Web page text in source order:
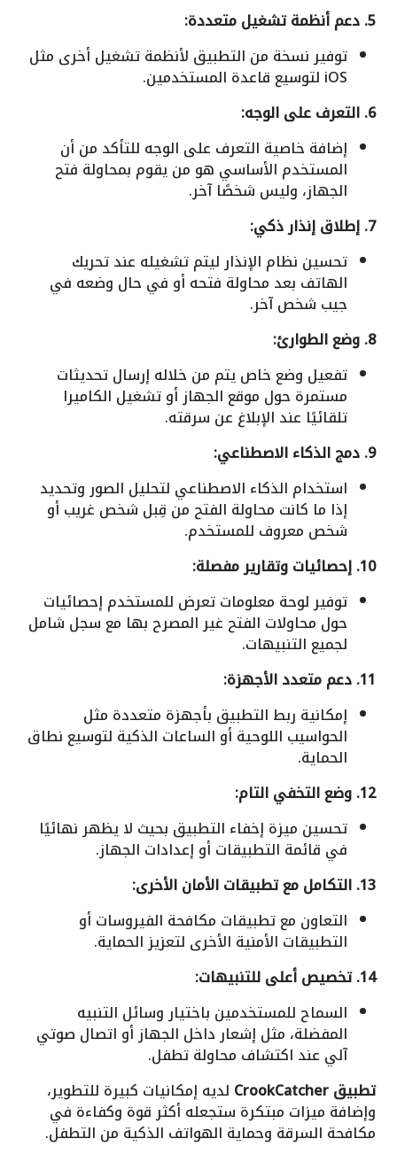
5. دعم أنظمة تشغيل متعددة:
توفير نسخة من التطبيق لأنظمة تشغيل أخرى مثل
iOS لتوسيع قاعدة المستخدمين.
6. التعرف على الوجه:
إضافة خاصية التعرف على الوجه للتأكد من أن
المستخدم الأساسي هو من يقوم بمحاولة فتح
الجهاز، وليس شخصًا آخر.
7. إطلاق إنذار ذكي:
تحسين نظام الإنذار ليتم تشغيله عند تحريك
الهاتف بعد محاولة فتحه أو في حال وضعه في
جيب شخص آخر.
8. وضع الطوارئ:
تفعيل وضع خاص يتم من خلاله إرسال تحديثات
مستمرة حول موقع الجهاز أو تشغيل الكاميرا
تلقائيًا عند الإبلاغ عن سرقته.
9. دمج الذكاء الاصطناعي:
استخدام الذكاء الاصطناعي لتحليل الصور وتحديد
إذا ما كانت محاولة الفتح من قِبل شخص غريب أو
شخص معروف للمستخدم.
10. إحصائيات وتقارير مفصلة:
توفير لوحة معلومات تعرض للمستخدم إحصائيات
حول محاولات الفتح غير المصرح بها مع سجل شامل
لجميع التنبيهات.
11. دعم متعدد الأجهزة:
إمكانية ربط التطبيق بأجهزة متعددة مثل
الحواسيب اللوحية أو الساعات الذكية لتوسيع نطاق
الحماية.
12. وضع التخفي التام:
تحسين ميزة إخفاء التطبيق بحيث لا يظهر نهائيًا
في قائمة التطبيقات أو إعدادات الجهاز.
13. التكامل مع تطبيقات الأمان الأخرى:
التعاون مع تطبيقات مكافحة الفيروسات أو
التطبيقات الأمنية الأخرى لتعزيز الحماية.
14. تخصيص أعلى للتنبيهات:
السماح للمستخدمين باختيار وسائل التنبيه
المفضلة، مثل إشعار داخل الجهاز أو اتصال صوتي
آلي عند اكتشاف محاولة تطفل.
تطبيق CrookCatcher
لديه إمكانيات كبيرة للتطوير،
وإضافة ميزات مبتكرة ستجعله أكثر قوة وكفاءة في
مكافحة السرقة وحماية الهواتف الذكية من التطفل.